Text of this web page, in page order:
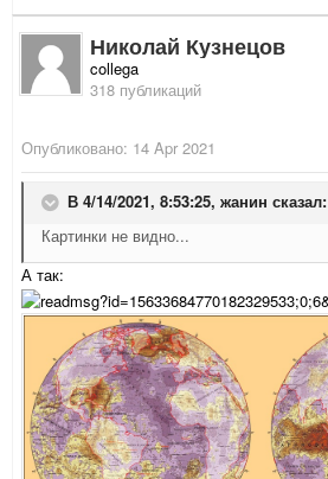
Николай Кузнецов
collega
318 публикаций
Опубликовано: 14 Apr 2021
В 4/14/2021, 8:53:25, жанин сказал:
Картинки не видно...
А так: